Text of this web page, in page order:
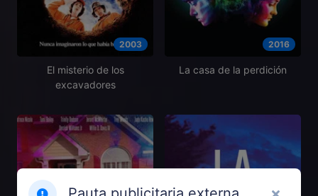
2003
El misterio de los
excavadores
2016
La casa de la perdición